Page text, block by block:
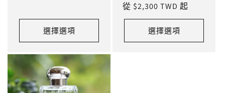
選擇選項
價
價
從 $2,300 TWD 起
選擇選項